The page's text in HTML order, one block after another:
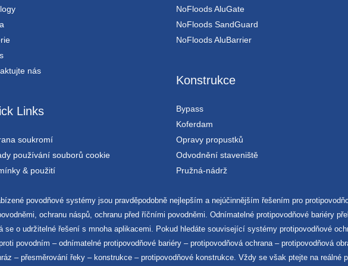
nás
Links
soukromí
používání souborů cookie
& použití
NoFloods AluGate
NoFloods SandGuard
NoFloods AluBarrier
Konstrukce
Bypass
Koferdam
Opravy propustků
Odvodnění staveniště
Pružná-nádrž
povodňové systémy jsou pravděpodobně nejlepším a nejúčinnějším řešením pro
ochranu náspů, ochranu před říčními povodněmi. Odnímatelné protipovodňové bariéry
o udržitelné řešení s mnoha aplikacemi. Pokud hledáte související systémy protipovodňové
povodním – odnímatelné protipovodňové bariéry – protipovodňová ochrana – protipovodňová
– přesměrování řeky – konstrukce – protipovodňové konstrukce. Vždy se však ptejte na reálné